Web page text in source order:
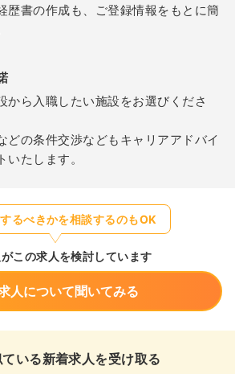
歴書の作成も、ご登録情報をもとに簡
から入職したい施設をお選びくださ
どの条件交渉などもキャリアアドバイ
いたします。
るべきかを相談するのもOK
この求人を検討しています
人について聞いてみる
いる新着求人を受け取る